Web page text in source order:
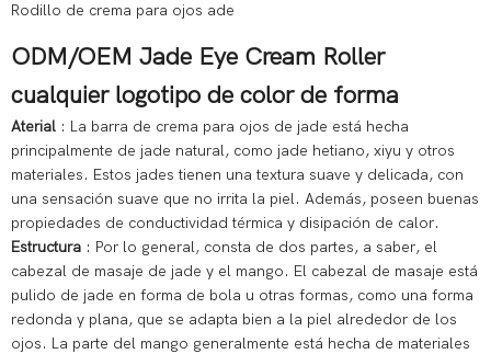
Rodillo de crema para ojos ade
ODM/OEM Jade Eye Cream Roller
cualquier logotipo de color de forma
Aterial : La barra de crema para ojos de jade está hecha
principalmente de jade natural, como jade hetiano, xiyu y otros
materiales. Estos jades tienen una textura suave y delicada, con
una sensación suave que no irrita la piel. Además, poseen buenas
propiedades de conductividad térmica y disipación de calor.
Estructura : Por lo general, consta de dos partes, a saber, el
cabezal de masaje de jade y el mango. El cabezal de masaje está
pulido de jade en forma de bola u otras formas, como una forma
redonda y plana, que se adapta bien a la piel alrededor de los
ojos. La parte del mango generalmente está hecha de materiales